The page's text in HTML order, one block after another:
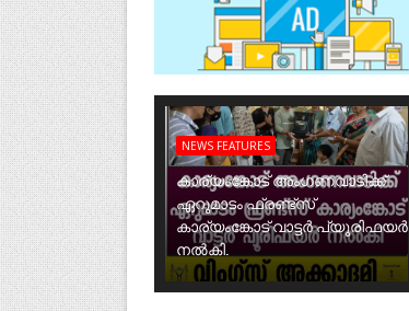
NEWS FEATURES
കാര്യംങ്കോട് അംഗണവാടിക്ക്
ഏറുമാടം ഫ്രണ്ട്സ്
കാര്യംങ്കോട് വാട്ടർ പ്യൂരിഫയർ
നൽകി.